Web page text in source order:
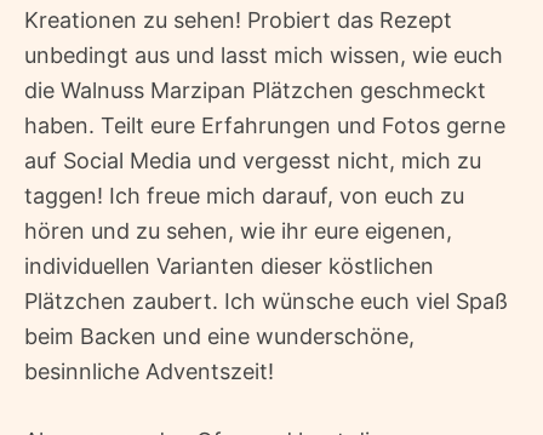
Kreationen zu sehen! Probiert das Rezept
unbedingt aus und lasst mich wissen, wie euch
die Walnuss Marzipan Plätzchen geschmeckt
haben. Teilt eure Erfahrungen und Fotos gerne
auf Social Media und vergesst nicht, mich zu
taggen! Ich freue mich darauf, von euch zu
hören und zu sehen, wie ihr eure eigenen,
individuellen Varianten dieser köstlichen
Plätzchen zaubert. Ich wünsche euch viel Spaß
beim Backen und eine wunderschöne,
besinnliche Adventszeit!